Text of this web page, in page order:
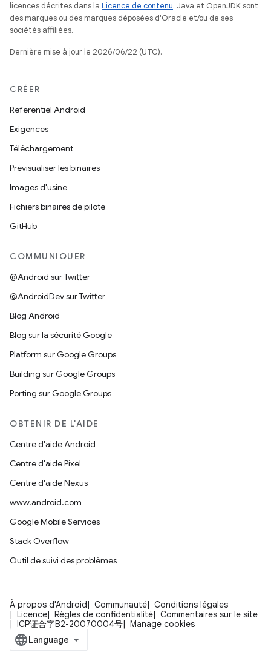
licences décrites dans la Licence de contenu. Java et OpenJDK sont
des marques ou des marques déposées d'Oracle et/ou de ses
sociétés affiliées.
Dernière mise à jour le 2026/06/22 (UTC).
CRÉER
Référentiel Android
Exigences
Téléchargement
Prévisualiser les binaires
Images d'usine
Fichiers binaires de pilote
GitHub
COMMUNIQUER
@Android sur Twitter
@AndroidDev sur Twitter
Blog Android
Blog sur la sécurité Google
Platform sur Google Groups
Building sur Google Groups
Porting sur Google Groups
OBTENIR DE L'AIDE
Centre d'aide Android
Centre d'aide Pixel
Centre d'aide Nexus
www.android.com
Google Mobile Services
Stack Overflow
Outil de suivi des problèmes
À propos d'Android Communauté
Conditions légales
Licence
Règles de confidentialité
Commentaires sur le site
ICP证合字B2-20070004号
Manage cookies